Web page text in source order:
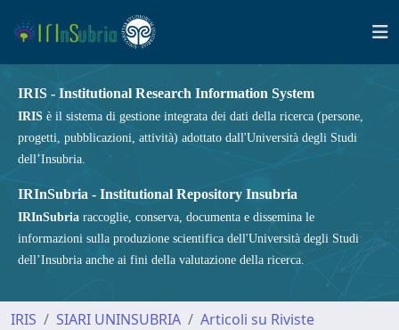
IRIS - Institutional Research Information System
IRIS è il sistema di gestione integrata dei dati della ricerca (persone,
progetti, pubblicazioni, attività) adottato dall'Università degli Studi
dell’Insubria.
IRInSubria - Institutional Repository Insubria
IRInSubria raccoglie, conserva, documenta e dissemina le
informazioni sulla produzione scientifica dell'Università degli Studi
dell’Insubria anche ai fini della valutazione della ricerca.
IRIS SIARI UNINSUBRIA
Articoli su Riviste